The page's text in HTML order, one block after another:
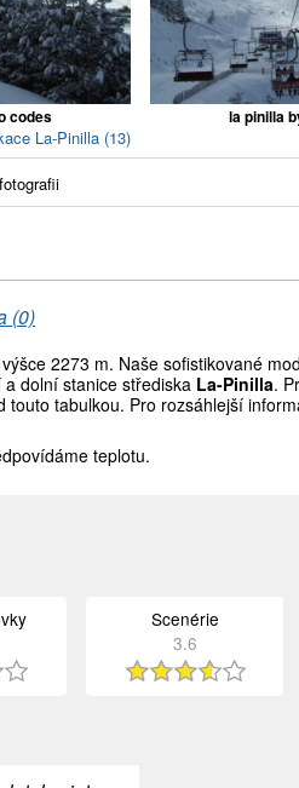
codes la pinilla
La-Pinilla (13)
(0)
2273 m. Naše sofistikované
dolní stanice střediska La-Pinilla.
tabulkou. Pro rozsáhlejší
teplotu.
Scenérie
3.6